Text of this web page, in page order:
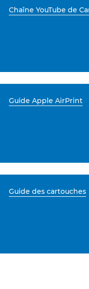
Chaîne YouTube de
Guide Apple AirPrint
Guide des cartouches